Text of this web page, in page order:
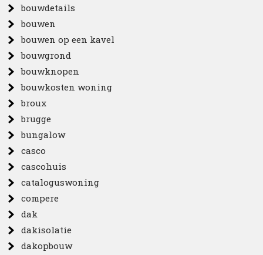
bouwdetails
bouwen
bouwen op een kavel
bouwgrond
bouwknopen
bouwkosten woning
broux
brugge
bungalow
casco
cascohuis
cataloguswoning
compere
dak
dakisolatie
dakopbouw